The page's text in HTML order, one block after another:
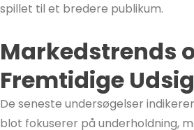
spillet til et bredere publikum.
Markedstrends
Fremtidige
De seneste undersøgelser
blot fokuserer på underholdning,